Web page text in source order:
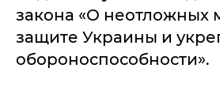
закона «О неотложных
защите Украины и
обороноспособности».